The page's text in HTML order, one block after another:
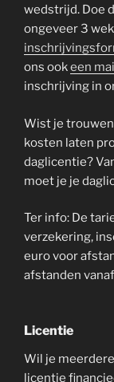
wedstrijd. Doe
ongeveer 3
ons ookeen
inschrijving in
Wist je
kosten laten
daglicentie?
moet je je
Ter info: De
verzekering,
euro voor
afstanden
Licentie
Wil je
licentie